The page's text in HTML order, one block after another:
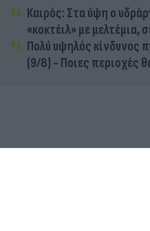
Καιρός: Στα ύψη ο
«κοκτέιλ» με μελτέμια,
Πολύ υψηλός κίνδυνος
(9/8) - Ποιες περιοχές